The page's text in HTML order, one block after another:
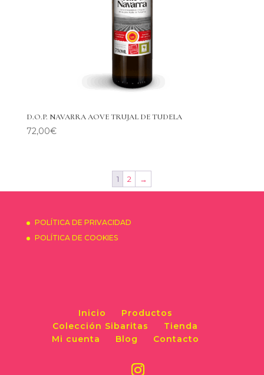
D.O.P. NAVARRA AOVE TRUJAL DE TUDELA
72,00€
1 2 →
POLÍTICA DE PRIVACIDAD
POLÍTICA DE COOKIES
Inicio
Productos
Colección Sibaritas
Tienda
Mi cuenta
Blog Contacto